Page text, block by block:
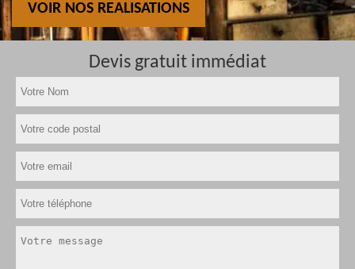
VOIR NOS REALISATIONS
Devis gratuit immédiat